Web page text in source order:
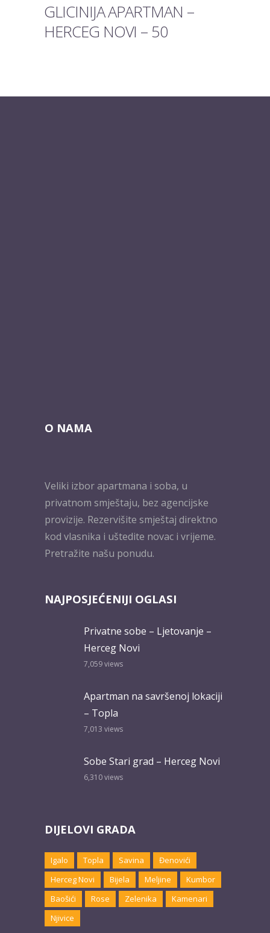
GLICINIJA APARTMAN –
HERCEG NOVI – 50
O NAMA
Veliki izbor apartmana i soba, u
privatnom smještaju, bez agencijske
provizije. Rezervišite smještaj direktno
kod vlasnika i uštedite novac i vrijeme.
Pretražite našu ponudu.
NAJPOSJEĆENIJI OGLASI
Privatne sobe – Ljetovanje –
Herceg Novi
7,059views
Apartman na savršenoj lokaciji
– Topla
7,013 views
Sobe Stari grad – Herceg Novi
6,310views
DIJELOVI GRADA
Igalo Topla Savina
Đenovići
Herceg Novi
Bijela Meljine
Kumbor
Baošići
Rose Zelenika
Kamenari
Njivice